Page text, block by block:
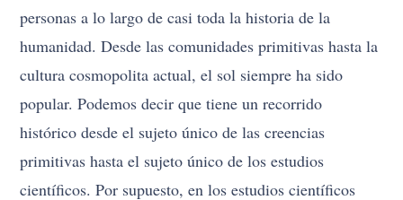
personas a lo largo de casi toda la historia de la
humanidad. Desde las comunidades primitivas hasta la
cultura cosmopolita actual, el sol siempre ha sido
popular. Podemos decir que tiene un recorrido
histórico desde el sujeto único de las creencias
primitivas hasta el sujeto único de los estudios
científicos. Por supuesto, en los estudios científicos